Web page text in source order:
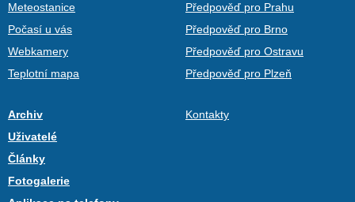
Meteostanice
Počasí u vás
Webkamery
Teplotní mapa
Předpověď pro Prahu
Předpověď pro Brno
Předpověď pro Ostravu
Předpověď pro Plzeň
Archiv
Uživatelé
Články
Fotogalerie
Kontakty